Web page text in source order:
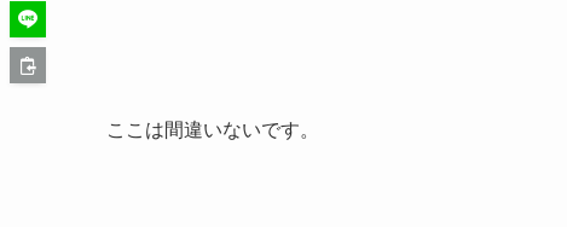
ここは間違いないです。